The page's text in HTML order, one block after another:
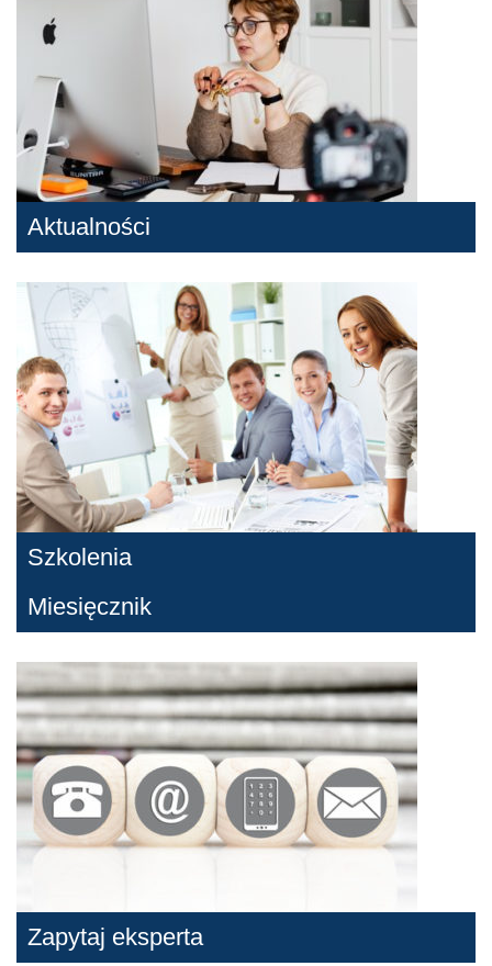
Aktualności
Szkolenia
Miesięcznik
Zapytaj eksperta